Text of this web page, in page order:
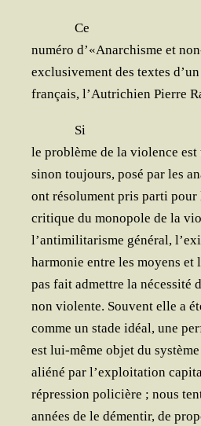
Ce
numé­ro d’«Anarchisme et
exclu­si­ve­ment des textes
fran­çais, l’Autrichien Pierre
Si
le pro­blème de la vio­lence est
sinon tou­jours, posé par les
ont réso­lu­ment pris par­ti
cri­tique du mono­pole de la
l’antimilitarisme géné­ral,
har­mo­nie entre les moyens et
pas fait admettre la néces­si­té
non vio­lente. Sou­vent elle a
comme un stade idéal, une
est lui-même objet du
alié­né par l’exploitation
répres­sion poli­cière ; nous
années de le démen­tir, de